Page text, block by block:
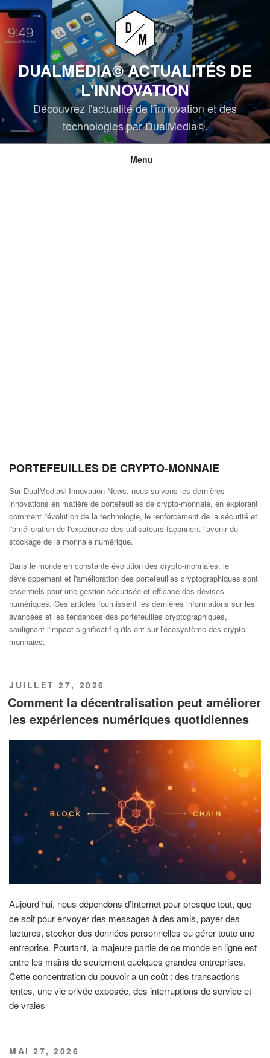
Aller
au
contenu
DUALMEDIA© ACTUALITÉS DE
L'INNOVATION
Découvrez l'actualité de l'innovation et des
technologies par DualMedia©.
Menu
PORTEFEUILLES DE CRYPTO-MONNAIE
Sur DualMedia© Innovation News, nous suivons les dernières
innovations en matière de portefeuilles de crypto-monnaie, en explorant
comment l'évolution de la technologie, le renforcement de la sécurité et
l'amélioration de l'expérience des utilisateurs façonnent l'avenir du
stockage de la monnaie numérique.
Dans le monde en constante évolution des crypto-monnaies, le
développement et l'amélioration des portefeuilles cryptographiques sont
essentiels pour une gestion sécurisée et efficace des devises
numériques. Ces articles fournissent les dernières informations sur les
avancées et les tendances des portefeuilles cryptographiques,
soulignant l'impact significatif qu'ils ont sur l'écosystème des crypto-
monnaies.
PUBLIÉ
LE
JUILLET 27, 2026
Comment la décentralisation peut améliorer
les expériences numériques quotidiennes
Aujourd’hui, nous dépendons d’Internet pour presque tout, que
ce soit pour envoyer des messages à des amis, payer des
factures, stocker des données personnelles ou gérer toute une
entreprise. Pourtant, la majeure partie de ce monde en ligne est
entre les mains de seulement quelques grandes entreprises.
Cette concentration du pouvoir a un coût : des transactions
lentes, une vie privée exposée, des interruptions de service et
de vraies
PUBLIÉ
MAI 27, 2026